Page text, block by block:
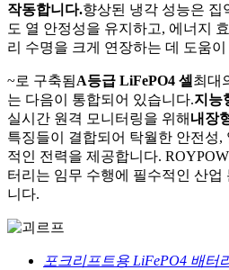
작동합니다.향상된 냉각 성능은 집
도 열 안정성을 유지하고, 에너지
리 수명을 크게 연장하는 데 도움이
~로 구축됨A등급 LiFePO4 셀 최대
는 다음이 통합되어 있습니다.지능
실시간 원격 모니터링을 위해 내장
특징들이 결합되어 탁월한 안전성,
적인 전력을 제공합니다.
터리는 임무 수행에 필수적인 산업
니다.
포크리프트용 LiFePO4 배터